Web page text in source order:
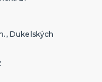
Dukelských